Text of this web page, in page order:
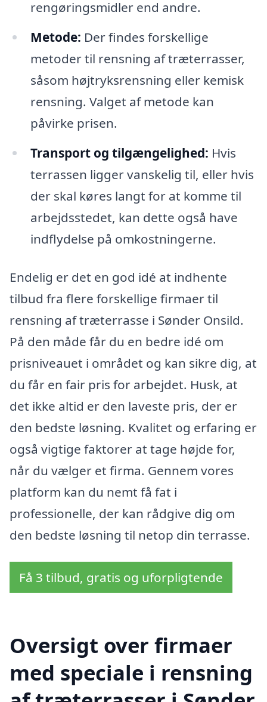
rengøringsmidler end andre.
Metode: Der findes forskellige
metoder til rensning af træterrasser,
såsom højtryksrensning eller kemisk
rensning. Valget af metode kan
påvirke prisen.
Transport og tilgængelighed: Hvis
terrassen ligger vanskelig til, eller hvis
der skal køres langt for at komme til
arbejdsstedet, kan dette også have
indflydelse på omkostningerne.
Endelig er det en god idé at indhente
tilbud fra flere forskellige firmaer til
rensning af træterrasse i Sønder Onsild.
På den måde får du en bedre idé om
prisniveauet i området og kan sikre dig, at
du får en fair pris for arbejdet. Husk, at
det ikke altid er den laveste pris, der er
den bedste løsning. Kvalitet og erfaring er
også vigtige faktorer at tage højde for,
når du vælger et firma. Gennem vores
platform kan du nemt få fat i
professionelle, der kan rådgive dig om
den bedste løsning til netop din terrasse.
Få 3 tilbud, gratis og uforpligtende
Oversigt over firmaer
med speciale i rensning